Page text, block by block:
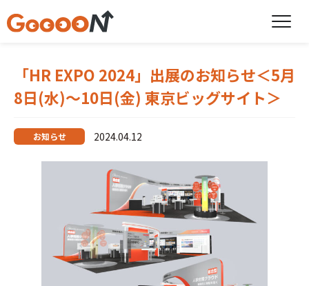
「HR EXPO 2024」出展のお知らせ＜5月
8日(水)～10日(金) 東京ビッグサイト＞
お知らせ 2024.04.12